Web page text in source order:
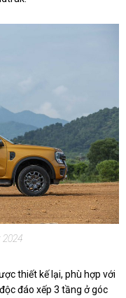
2024
thiết kế lại, phù hợp với
đáo xếp 3 tầng ở góc